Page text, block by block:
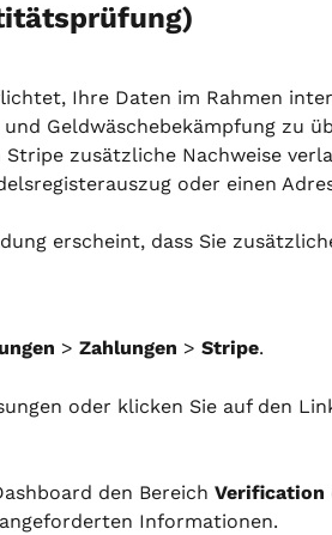
Ihre Daten im Rahmen
Geldwäschebekämpfung zu
zusätzliche Nachweise
oder einen
erscheint, dass Sie
> Zahlungen > Stripe.
oder klicken Sie auf den
den Bereich Verification
Informationen.